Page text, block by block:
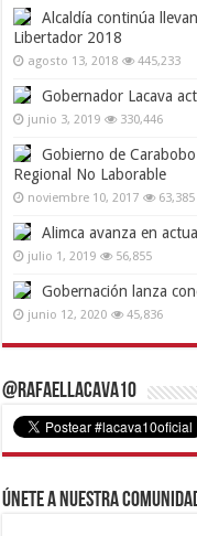
Alcaldía continúa
Libertador 2018
agosto 13, 2018 445,233
Gobernador Lacava
junio 3, 2019 330,446
Gobierno de
Regional No Laborable
noviembre 10, 2017 63,385
Alimca avanza en
julio 1, 2019 56,855
Gobernación lanza
junio 12, 2020 45,836
@RafaelLacava10
Únete a nuestra